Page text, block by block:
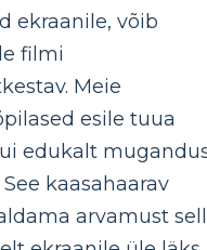
ekraanile, võib
filmi
Meie
esile tuua
edukalt
kaasahaarav
arvamust